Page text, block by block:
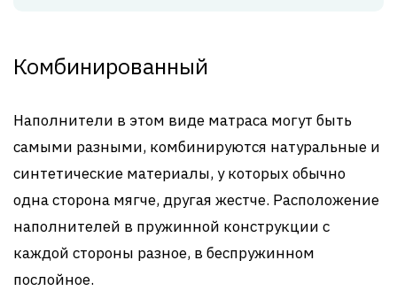
Комбинированный
Наполнители в этом виде матраса могут быть
самыми разными, комбинируются натуральные и
синтетические материалы, у которых обычно
одна сторона мягче, другая жестче. Расположение
наполнителей в пружинной конструкции с
каждой стороны разное, в беспружинном
послойное.